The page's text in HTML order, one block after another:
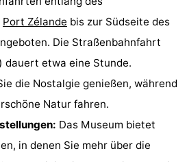
Port Zélande bis zur Südseite des
Die Straßenbahnfahrt
dauert etwa eine Stunde.
die Nostalgie genießen, während
Natur fahren.
Das Museum bietet
in denen Sie mehr über die